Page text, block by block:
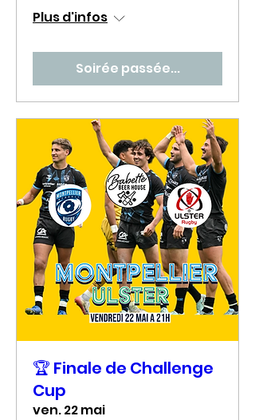
Plus d'infos
Soirée passée...
🏆 Finale de Challenge
Cup
ven. 22 mai